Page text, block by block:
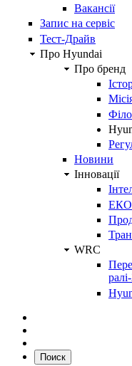
Вакансії
Запис на сервіс
Тест-Драйв
Про Hyundai
Про бренд
Новини
Інновації
ЕКО
WRC
Поиск